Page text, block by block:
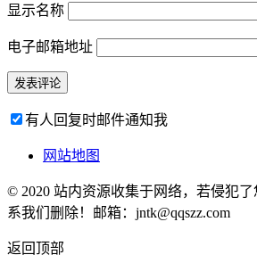
显示名称
电子邮箱地址
有人回复时邮件通知我
网站地图
© 2020 站内资源收集于网络，若侵犯
系我们删除！邮箱：jntk@qqszz.com
返回顶部